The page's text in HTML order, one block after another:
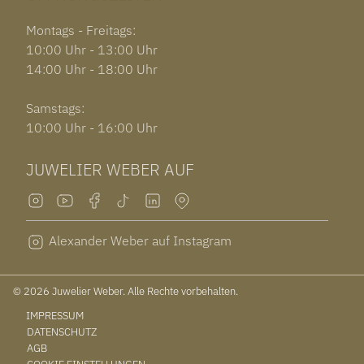
Montags - Freitags:
10:00 Uhr - 13:00 Uhr
14:00 Uhr - 18:00 Uhr
Samstags:
10:00 Uhr - 16:00 Uhr
JUWELIER WEBER AUF
Alexander Weber auf Instagram
© 2026 Juwelier Weber. Alle Rechte vorbehalten.
IMPRESSUM
DATENSCHUTZ
AGB